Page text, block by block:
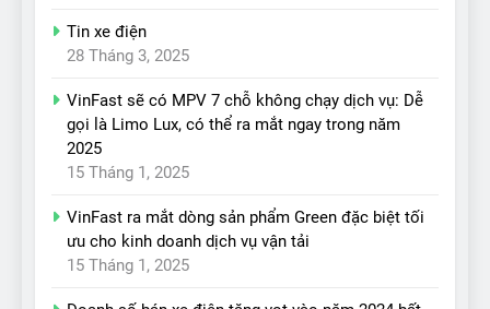
Tin xe điện
28 Tháng 3, 2025
VinFast sẽ có MPV 7 chỗ không chạy dịch vụ: Dễ
gọi là Limo Lux, có thể ra mắt ngay trong năm
2025
15 Tháng 1, 2025
VinFast ra mắt dòng sản phẩm Green đặc biệt tối
ưu cho kinh doanh dịch vụ vận tải
15 Tháng 1, 2025